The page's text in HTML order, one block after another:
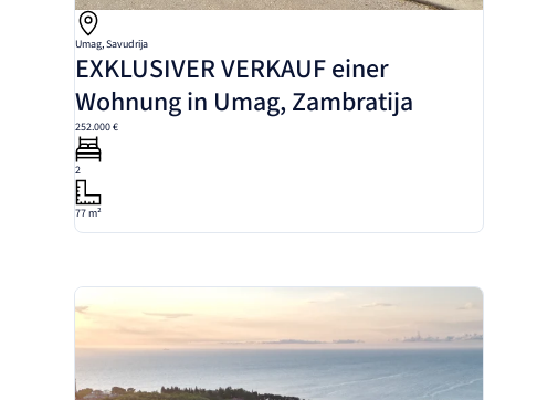
Umag, Savudrija
EXKLUSIVER VERKAUF einer
Wohnung in Umag, Zambratija
252.000 €
2
77 m²